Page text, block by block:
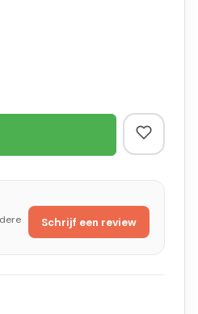
Schrijf een review